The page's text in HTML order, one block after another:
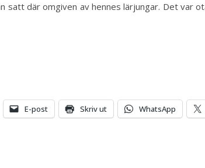
satt där omgiven av hennes lärjungar. Det var
E-post Skriv ut WhatsApp